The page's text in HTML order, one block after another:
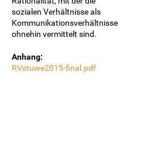
sozialen Verhältnisse als
Kommunikationsverhältnisse
ohnehin vermittelt sind.
Anhang:
RVstuwe2015-final.pdf